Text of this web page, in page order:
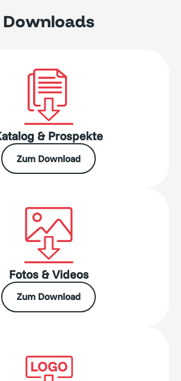
Downloads
& Prospekte
Zum Download
Fotos & Videos
Zum Download